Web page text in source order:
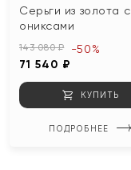
Серьги из золота с
ониксами
143 080 ₽
71 540 ₽
-50%
КУПИТЬ
ПОДРОБНЕЕ